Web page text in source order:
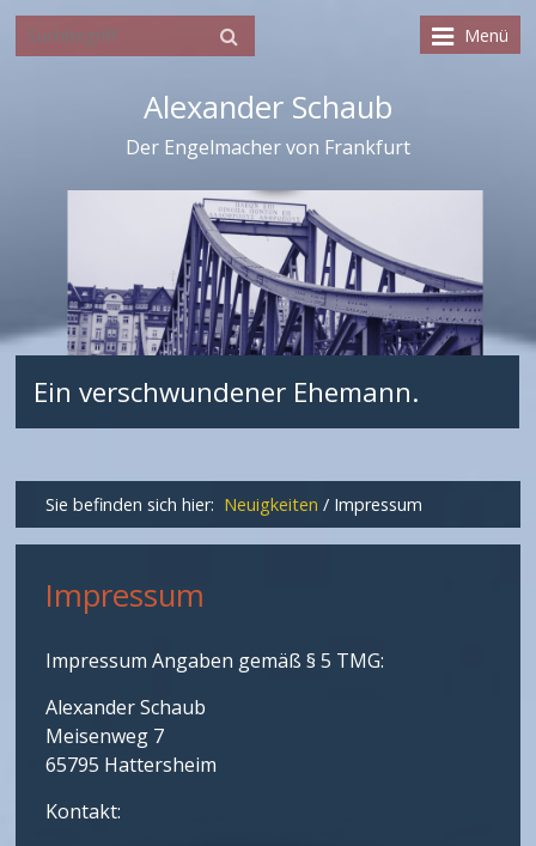
Menü
Alexander Schaub
Der Engelmacher von Frankfurt
Ein verschwundener Ehemann.
Sie befinden sich hier: Neuigkeiten / Impressum
Impressum
Impressum Angaben gemäß § 5 TMG:
Alexander Schaub
Meisenweg 7
65795 Hattersheim
Kontakt: